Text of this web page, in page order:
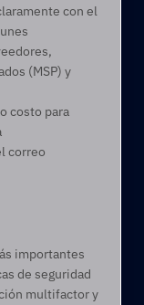
con el
(MSP) y
costo para
correo
importantes
de seguridad
multifactor y